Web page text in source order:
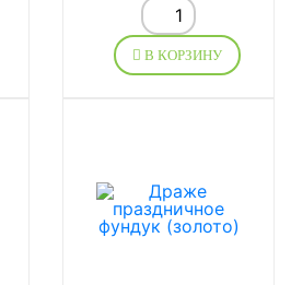
В КОРЗИНУ